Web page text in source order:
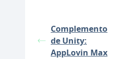
Complemento
de Unity:
AppLovin Max